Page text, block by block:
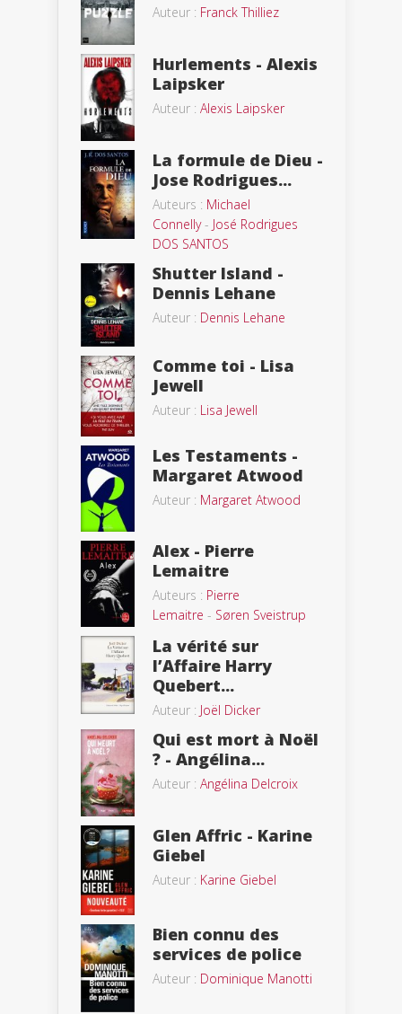
Auteur : Franck Thilliez
Hurlements - Alexis
Laipsker
Auteur : Alexis Laipsker
La formule de Dieu -
Jose Rodrigues...
Auteurs : Michael
Connelly- José Rodrigues
DOS SANTOS
Shutter Island -
Dennis Lehane
Auteur : Dennis Lehane
Comme toi - Lisa
Jewell
Auteur : Lisa Jewell
Les Testaments -
Margaret Atwood
Auteur : Margaret Atwood
Alex - Pierre
Lemaitre
Auteurs : Pierre
Lemaitre - Søren Sveistrup
La vérité sur
l’Affaire Harry
Quebert...
Auteur : Joël Dicker
Qui est mort à Noël
? - Angélina...
Auteur : Angélina Delcroix
Glen Affric - Karine
Giebel
Auteur : Karine Giebel
Bien connu des
services de police
Auteur : Dominique Manotti